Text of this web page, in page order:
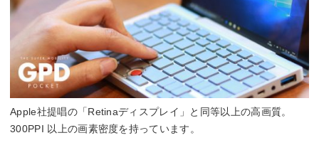
Apple社提唱の「Retinaディスプレイ」と同等以上の高画質。
300PPI 以上の画素密度を持っています。